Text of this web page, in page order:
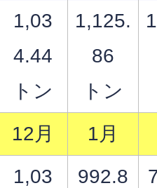
1,03
4.44
トン
1,125.
86
トン
12月
1月
1,03
992.8